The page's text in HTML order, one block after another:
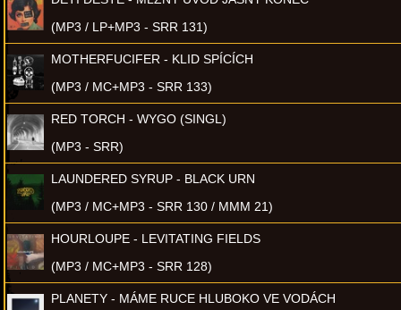
(MP3 / LP+MP3 - SRR 131)
MOTHERFUCIFER - KLID SPÍCÍCH
(MP3 / MC+MP3 - SRR 133)
RED TORCH - WYGO (SINGL)
(MP3 - SRR)
LAUNDERED SYRUP - BLACK URN
(MP3 / MC+MP3 - SRR 130 / MMM 21)
HOURLOUPE - LEVITATING FIELDS
(MP3 / MC+MP3 - SRR 128)
PLANETY - MÁME RUCE HLUBOKO VE VODÁCH